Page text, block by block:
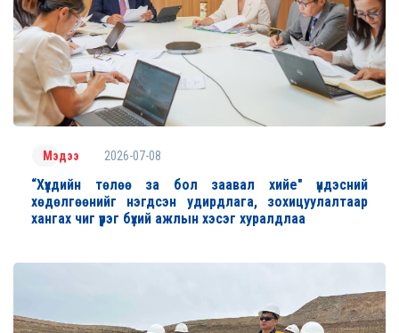
Мэдээ 2026-07-08
“Хүүхдийн төлөө за бол заавал хийе" үндэсний
хөдөлгөөнийг нэгдсэн удирдлага, зохицуулалтаар
хангах чиг үүрэг бүхий ажлын хэсэг хуралдлаа